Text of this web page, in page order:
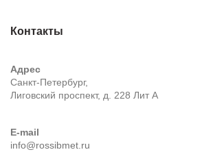
Контакты
Адрес
Санкт-Петербург,
Лиговский проспект, д. 228 Лит А
E-mail
info@rossibmet.ru